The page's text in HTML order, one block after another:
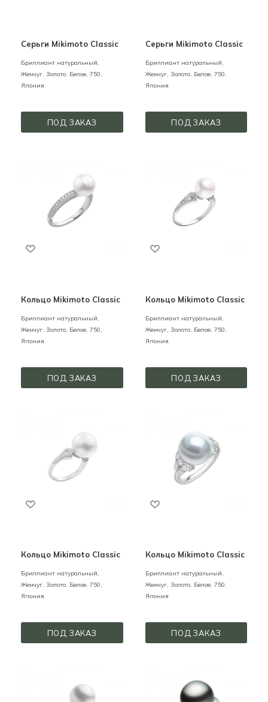
Серьги Mikimoto Classic
Бриллиант натуральный,
Жемчуг, Золото, Белое, 750,
Япония
ПОД ЗАКАЗ
Серьги Mikimoto Classic
Бриллиант натуральный,
Жемчуг, Золото, Белое, 750,
Япония
ПОД ЗАКАЗ
Кольцо Mikimoto Classic
Бриллиант натуральный,
Жемчуг, Золото, Белое, 750,
Япония
ПОД ЗАКАЗ
Кольцо Mikimoto Classic
Бриллиант натуральный,
Жемчуг, Золото, Белое, 750,
Япония
ПОД ЗАКАЗ
Кольцо Mikimoto Classic
Бриллиант натуральный,
Жемчуг, Золото, Белое, 750,
Япония
ПОД ЗАКАЗ
Кольцо Mikimoto Classic
Бриллиант натуральный,
Жемчуг, Золото, Белое, 750,
Япония
ПОД ЗАКАЗ